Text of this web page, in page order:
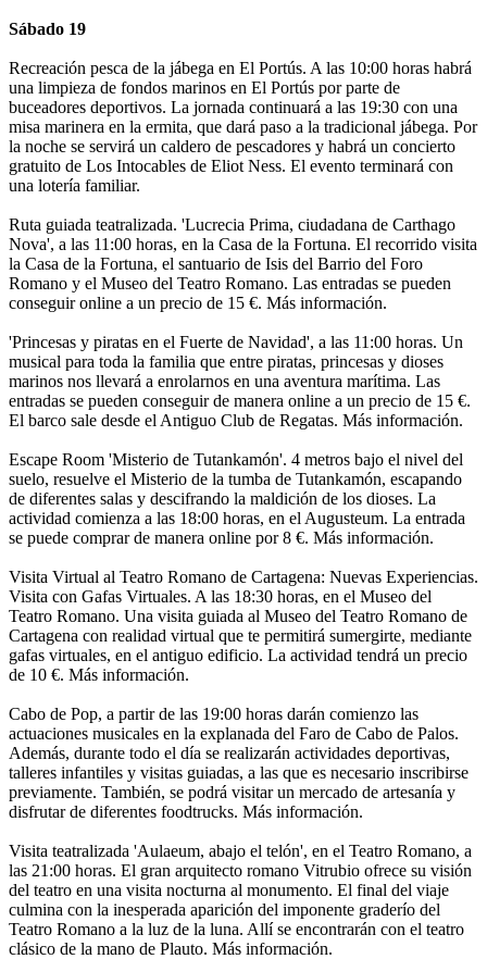
Sábado 19
Recreación pesca de la jábega en El Portús. A las 10:00 horas habrá
una limpieza de fondos marinos en El Portús por parte de
buceadores deportivos. La jornada continuará a las 19:30 con una
misa marinera en la ermita, que dará paso a la tradicional jábega. Por
la noche se servirá un caldero de pescadores y habrá un concierto
gratuito de Los Intocables de Eliot Ness. El evento terminará con
una lotería familiar.
Ruta guiada teatralizada. 'Lucrecia Prima, ciudadana de Carthago
Nova', a las 11:00 horas, en la Casa de la Fortuna. El recorrido visita
la Casa de la Fortuna, el santuario de Isis del Barrio del Foro
Romano y el Museo del Teatro Romano. Las entradas se pueden
conseguir online a un precio de 15 €. Más información.
'Princesas y piratas en el Fuerte de Navidad', a las 11:00 horas. Un
musical para toda la familia que entre piratas, princesas y dioses
marinos nos llevará a enrolarnos en una aventura marítima. Las
entradas se pueden conseguir de manera online a un precio de 15 €.
El barco sale desde el Antiguo Club de Regatas. Más información.
Escape Room 'Misterio de Tutankamón'. 4 metros bajo el nivel del
suelo, resuelve el Misterio de la tumba de Tutankamón, escapando
de diferentes salas y descifrando la maldición de los dioses. La
actividad comienza a las 18:00 horas, en el Augusteum. La entrada
se puede comprar de manera online por 8 €. Más información.
Visita Virtual al Teatro Romano de Cartagena: Nuevas Experiencias.
Visita con Gafas Virtuales. A las 18:30 horas, en el Museo del
Teatro Romano. Una visita guiada al Museo del Teatro Romano de
Cartagena con realidad virtual que te permitirá sumergirte, mediante
gafas virtuales, en el antiguo edificio. La actividad tendrá un precio
de 10 €. Más información.
Cabo de Pop, a partir de las 19:00 horas darán comienzo las
actuaciones musicales en la explanada del Faro de Cabo de Palos.
Además, durante todo el día se realizarán actividades deportivas,
talleres infantiles y visitas guiadas, a las que es necesario inscribirse
previamente. También, se podrá visitar un mercado de artesanía y
disfrutar de diferentes foodtrucks. Más información.
Visita teatralizada 'Aulaeum, abajo el telón', en el Teatro Romano, a
las 21:00 horas. El gran arquitecto romano Vitrubio ofrece su visión
del teatro en una visita nocturna al monumento. El final del viaje
culmina con la inesperada aparición del imponente graderío del
Teatro Romano a la luz de la luna. Allí se encontrarán con el teatro
clásico de la mano de Plauto. Más información.